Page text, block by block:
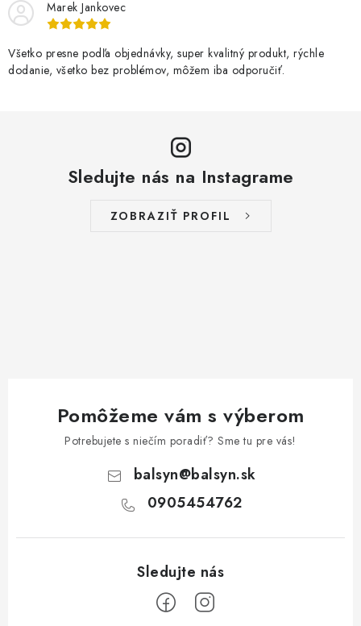
u
Marek Jankovec
Všetko presne podľa objednávky, super kvalitný produkt, rýchle
dodanie, všetko bez problémov, môžem iba odporučiť.
Sledujte nás na Instagrame
ZOBRAZIŤ PROFIL
Pomôžeme vám s výberom
Potrebujete s niečím poradiť? Sme tu pre vás!
balsyn@balsyn.sk
0905454762